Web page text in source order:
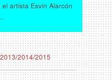
el artista Esvin Alarcón
2013/2014/2015